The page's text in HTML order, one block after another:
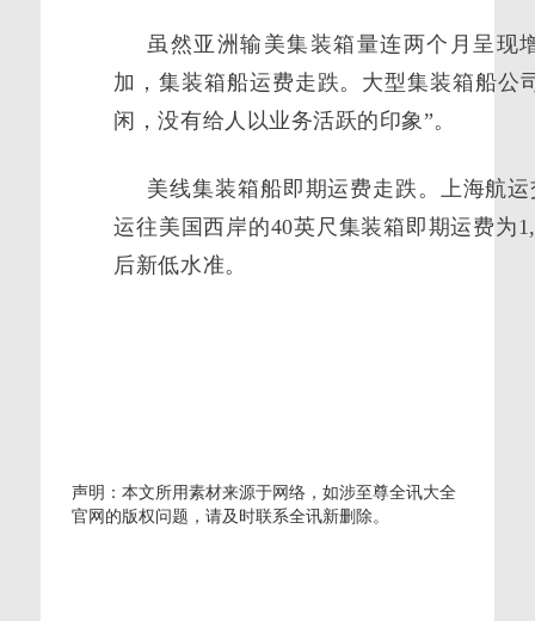
虽然亚洲输美集装箱量连两个月呈现
加，集装箱船运费走跌。大型集装箱船公
闲，没有给人以业务活跃的印象”。
美线集装箱船即期运费走跌。上海航
运往美国西岸的40英尺集装箱即期运费为
后新低水准。
声明：本文所用素材来源于网络，如涉至尊全讯大全
官网的版权问题，请及时联系全讯新删除。